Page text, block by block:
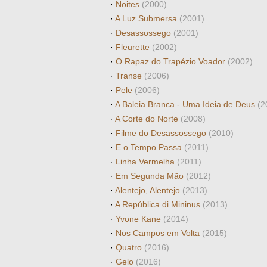
· Noites (2000)
· A Luz Submersa (2001)
· Desassossego (2001)
· Fleurette (2002)
· O Rapaz do Trapézio Voador (2002)
· Transe (2006)
· Pele (2006)
· A Baleia Branca - Uma Ideia de Deus
· A Corte do Norte (2008)
· Filme do Desassossego (2010)
· E o Tempo Passa (2011)
· Linha Vermelha (2011)
· Em Segunda Mão (2012)
· Alentejo, Alentejo (2013)
· A República di Mininus (2013)
· Yvone Kane (2014)
· Nos Campos em Volta (2015)
· Quatro (2016)
· Gelo (2016)